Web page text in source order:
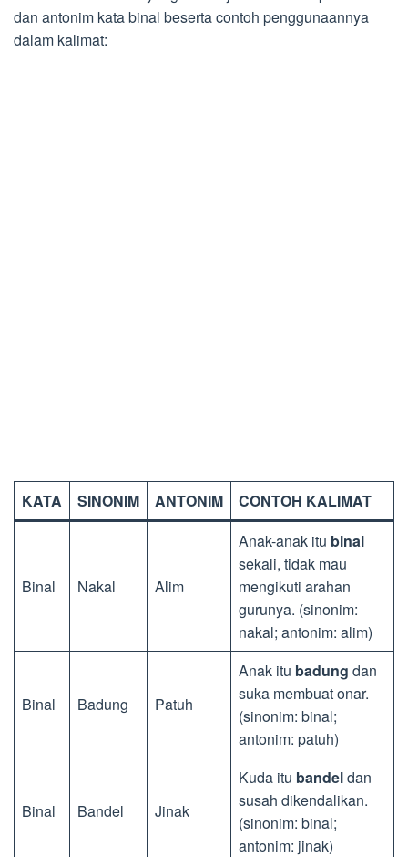
dan antonim kata binal beserta contoh penggunaannya
dalam kalimat:
KATA SINONIM ANTONIM CONTOH KALIMAT
Binal Nakal Alim
Anak-anak itu binal
sekali, tidak mau
mengikuti arahan
gurunya. (sinonim:
nakal; antonim: alim)
Binal Badung Patuh
Anak itu badung dan
suka membuat onar.
(sinonim: binal;
antonim: patuh)
Binal Bandel Jinak
Kuda itu bandeldan
susah dikendalikan.
(sinonim: binal;
antonim: jinak)